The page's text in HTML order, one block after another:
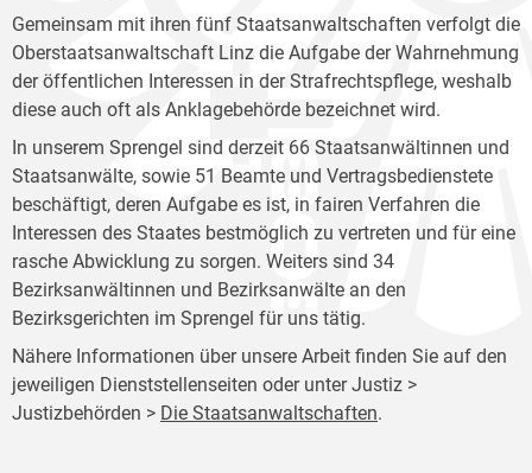
Gemeinsam mit ihren fünf Staatsanwaltschaften verfolgt die
Oberstaatsanwaltschaft Linz die Aufgabe der Wahrnehmung
der öffentlichen Interessen in der Strafrechtspflege, weshalb
diese auch oft als Anklagebehörde bezeichnet wird.
In unserem Sprengel sind derzeit 66 Staatsanwältinnen und
Staatsanwälte, sowie 51 Beamte und Vertragsbedienstete
beschäftigt, deren Aufgabe es ist, in fairen Verfahren die
Interessen des Staates bestmöglich zu vertreten und für eine
rasche Abwicklung zu sorgen. Weiters sind 34
Bezirksanwältinnen und Bezirksanwälte an den
Bezirksgerichten im Sprengel für uns tätig.
Nähere Informationen über unsere Arbeit finden Sie auf den
jeweiligen Dienststellenseiten oder unter Justiz >
Justizbehörden > Die Staatsanwaltschaften.